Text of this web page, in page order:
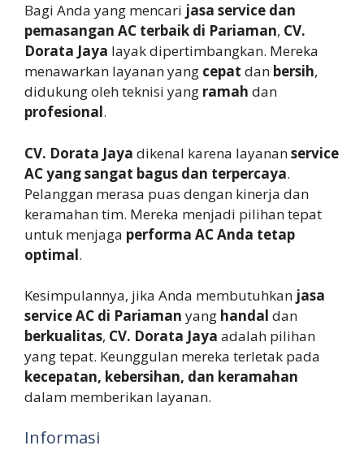
Bagi Anda yang mencari jasa service dan
pemasangan AC terbaik di Pariaman, CV.
Dorata Jaya layak dipertimbangkan. Mereka
menawarkan layanan yang cepat dan bersih,
didukung oleh teknisi yang ramah dan
profesional.
CV. Dorata Jaya dikenal karena layananservice
AC yang sangat bagus dan terpercaya.
Pelanggan merasa puas dengan kinerja dan
keramahan tim. Mereka menjadi pilihan tepat
untuk menjaga performa AC Anda tetap
optimal.
Kesimpulannya, jika Anda membutuhkan jasa
service AC di Pariaman yang handal dan
berkualitas, CV. Dorata Jaya adalah pilihan
yang tepat. Keunggulan mereka terletak pada
kecepatan, kebersihan, dan keramahan
dalam memberikan layanan.
Informasi